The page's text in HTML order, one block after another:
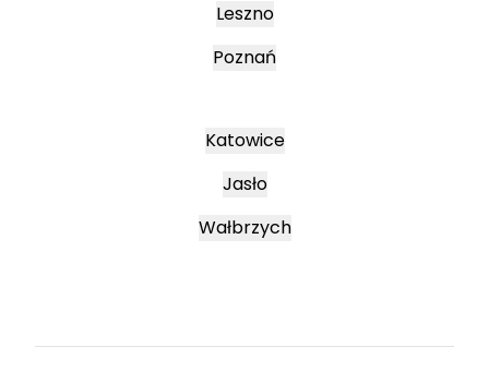
Leszno
Poznań
Katowice
Jasło
Wałbrzych